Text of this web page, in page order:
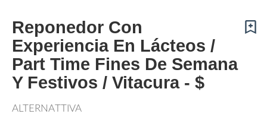
Reponedor Con
Experiencia En Lácteos /
Part Time Fines De Semana
Y Festivos / Vitacura - $
ALTERNATTIVA